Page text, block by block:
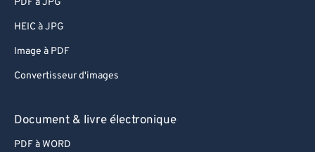
PDF à JPG
HEIC à JPG
Image à PDF
Convertisseur d'images
Document & livre électronique
PDF à WORD